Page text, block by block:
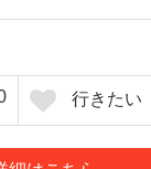
行きたい